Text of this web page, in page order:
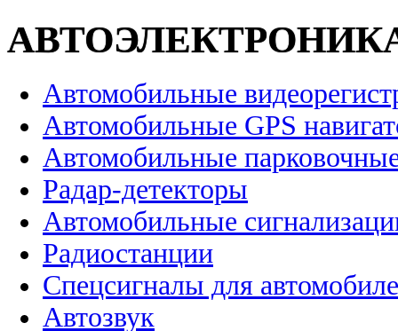
Автомобильные
Автомобильные GPS
Автомобильные
Радар-детекторы
Автомобильные
Радиостанции
Спецсигналы для
Автозвук